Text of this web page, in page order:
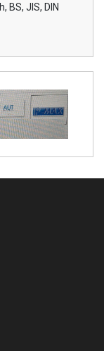
BS, JIS, DIN